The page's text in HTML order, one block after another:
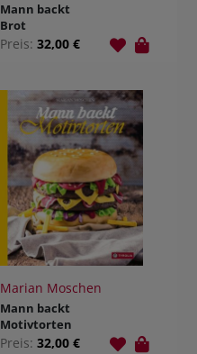
Mann backt
Brot
Preis: 32,00 €
Marian Moschen
Mann backt
Motivtorten
Preis: 32,00 €